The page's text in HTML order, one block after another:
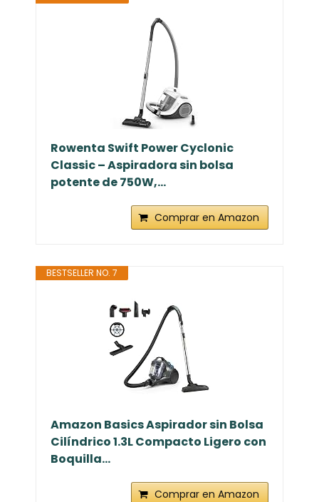
Rowenta Swift Power Cyclonic
Classic – Aspiradora sin bolsa
potente de 750W,...
Comprar en Amazon
BESTSELLER NO. 7
Amazon Basics Aspirador sin Bolsa
Cilíndrico 1.3L Compacto Ligero con
Boquilla...
Comprar en Amazon